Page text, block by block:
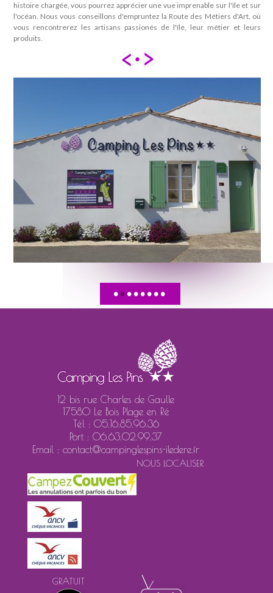
histoire chargée, vous pourrez apprécier une vue imprenable sur l'île et sur
l'océan. Nous vous conseillons d'empruntez la Route des Métiers d'Art, où
vous rencontrerez les artisans passionés de l'île, leur métier et leurs
produits.
••••••••
12 bis rue Charles de Gaulle
17580 Le Bois Plage en Ré
Tél : 05.16.85.96.36
Port : 06.63.02.99.37
Email : contact@campinglespins-iledere.fr
NOUS LOCALISER
GRATUIT